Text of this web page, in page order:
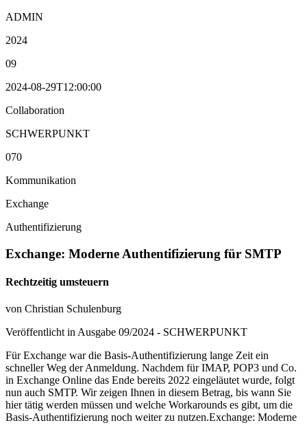
ADMIN
2024
09
2024-08-29T12:00:00
Collaboration
SCHWERPUNKT
070
Kommunikation
Exchange
Authentifizierung
Exchange: Moderne Authentifizierung für SMTP
Rechtzeitig umsteuern
von Christian Schulenburg
Veröffentlicht in Ausgabe 09/2024 - SCHWERPUNKT
Für Exchange war die Basis-Authentifizierung lange Zeit ein
schneller Weg der Anmeldung. Nachdem für IMAP, POP3 und Co.
in Exchange Online das Ende bereits 2022 eingeläutet wurde, folgt
nun auch SMTP. Wir zeigen Ihnen in diesem Betrag, bis wann Sie
hier tätig werden müssen und welche Workarounds es gibt, um die
Basis-Authentifizierung noch weiter zu nutzen.Exchange: Moderne